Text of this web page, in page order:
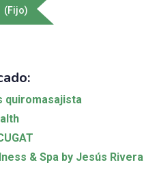
(Fijo)
quiromasajista
& Spa by Jesús Rivera